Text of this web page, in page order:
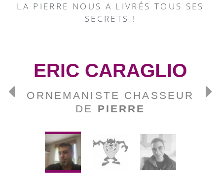
Concepteur
d'oeuvres uniques
MARBRERIE CRÉATIVE
LA PIERRE NOUS A LIVRÉS TOUS SES
SECRETS !
ERIC CARAGLIO
ORNEMANISTE CHASSEUR
DE PIERRE